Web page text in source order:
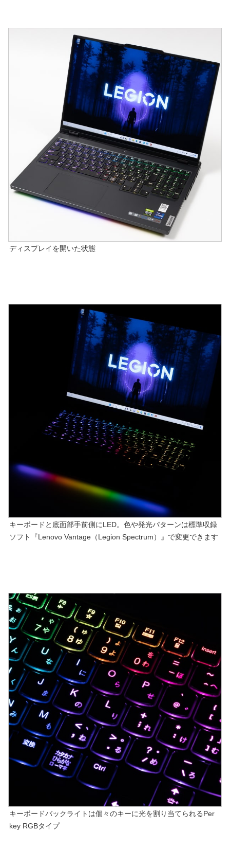
ディスプレイを開いた状態
キーボードと底面部手前側にLED。色や発光パターンは標準収録
ソフト『Lenovo Vantage（Legion Spectrum）』で変更できます
キーボードバックライトは個々のキーに光を割り当てられるPer
key RGBタイプ